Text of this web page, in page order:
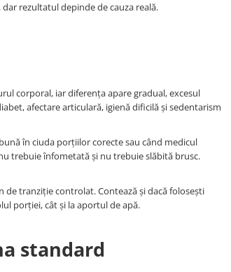
rezultatul depinde de cauza reală.
corporal, iar diferența apare gradual, excesul
afectare articulară, igienă dificilă și sedentarism
în ciuda porțiilor corecte sau când medicul
trebuie înfometată și nu trebuie slăbită brusc.
de tranziție controlat. Contează și dacă folosești
porției, cât și la aportul de apă.
standard